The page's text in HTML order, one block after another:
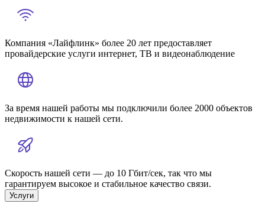
Компания «Лайфлинк» более 20 лет предоставляет
провайдерские услуги интернет, ТВ и видеонаблюдение
За время нашей работы мы подключили более 2000 объектов
недвижимости к нашей сети.
Скорость нашей сети — до 10 Гбит/сек, так что мы
гарантируем высокое и стабильное качество связи.
Услуги